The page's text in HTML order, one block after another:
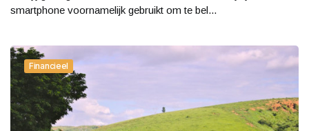
smartphone voornamelijk gebruikt om te bel...
Financieel